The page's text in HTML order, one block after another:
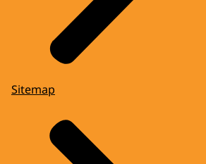
Sitemap